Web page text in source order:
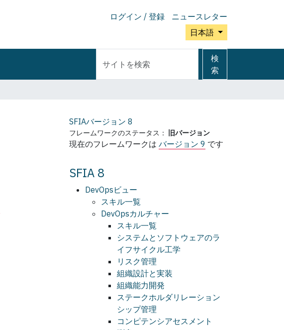
ログイン / 登録
ニュースレター
日本語
イ
ト
検
索
細
検
SFIAバージョン 8
フレームワークのステータス： 旧バージョン
現在のフレームワークは バージョン 9 です
SFIA 8
DevOpsビュー
スキル一覧
DevOpsカルチャー
スキル一覧
システムとソフトウェアのラ
イフサイクル工学
リスク管理
組織設計と実装
組織能力開発
ステークホルダリレーション
シップ管理
コンピテンシアセスメント